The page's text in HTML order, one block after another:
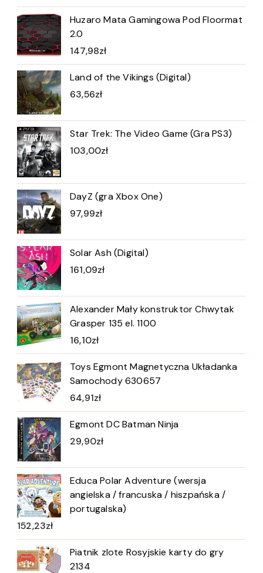
Huzaro Mata Gamingowa Pod Floormat
2.0
147,98zł
Land of the Vikings (Digital)
63,56zł
Star Trek: The Video Game (Gra PS3)
103,00zł
DayZ (gra Xbox One)
97,99zł
Solar Ash (Digital)
161,09zł
Alexander Mały konstruktor Chwytak
Grasper 135 el. 1100
16,10zł
Toys Egmont Magnetyczna Układanka
Samochody 630657
64,91zł
Egmont DC Batman Ninja
29,90zł
Educa Polar Adventure (wersja
angielska / francuska / hiszpańska /
portugalska)
152,23zł
Piatnik zlote Rosyjskie karty do gry
2134